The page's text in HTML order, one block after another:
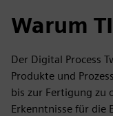
Warum
Der Digital Process
Produkte und
bis zur Fertigung zu
Erkenntnisse für die